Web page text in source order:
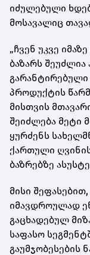
იძულებული
მოსავალიც
„ჩვენ უკვე
ბაზარს
გარანტირებული
პროდუქტის
მისთვის
შეიძლება მეტი
ყურძენს
ქართული
ბაზრებზე
მისი
იმავდროულად
გაცხადებულ
საფასო
გაუმჯობესების